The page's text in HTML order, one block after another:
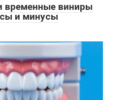
временные виниры
и минусы